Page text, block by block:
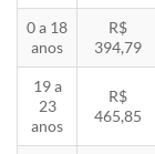
0 a 18
anos
R$
394,79
19 a
23
anos
R$
465,85